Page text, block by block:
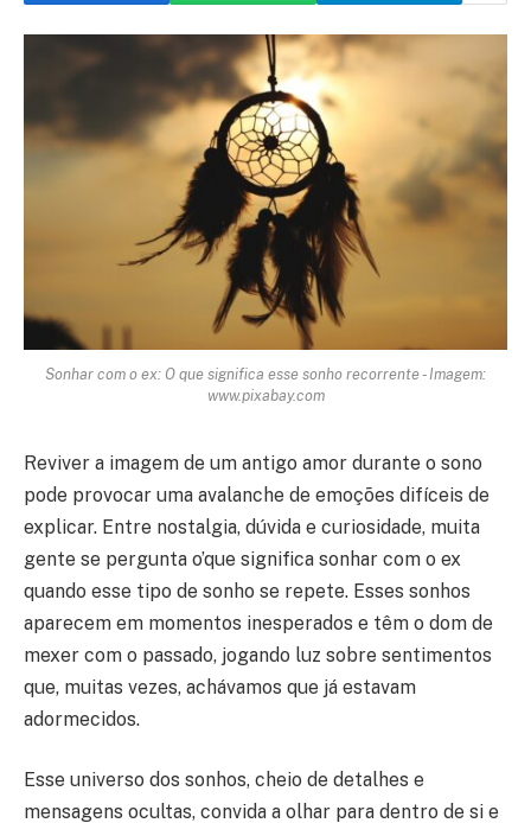
Sonhar com o ex: O que significa esse sonho recorrente - Imagem:
www.pixabay.com
Reviver a imagem de um antigo amor durante o sono
pode provocar uma avalanche de emoções difíceis de
explicar. Entre nostalgia, dúvida e curiosidade, muita
gente se pergunta o’que significa sonhar com o ex
quando esse tipo de sonho se repete. Esses sonhos
aparecem em momentos inesperados e têm o dom de
mexer com o passado, jogando luz sobre sentimentos
que, muitas vezes, achávamos que já estavam
adormecidos.
Esse universo dos sonhos, cheio de detalhes e
mensagens ocultas, convida a olhar para dentro de si e